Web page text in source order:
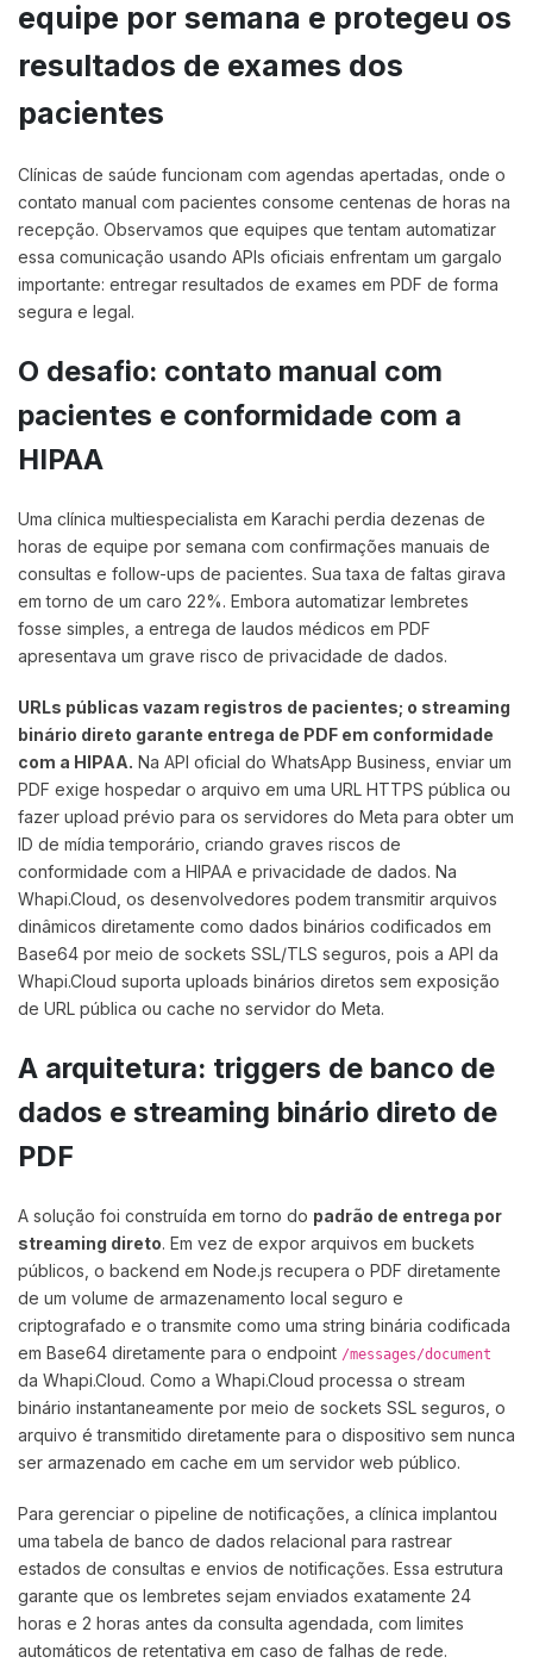
equipe por semana e protegeu os
resultados de exames dos
pacientes
Clínicas de saúde funcionam com agendas apertadas, onde o
contato manual com pacientes consome centenas de horas na
recepção. Observamos que equipes que tentam automatizar
essa comunicação usando APIs oficiais enfrentam um gargalo
importante: entregar resultados de exames em PDF de forma
segura e legal.
O desafio: contato manual com
pacientes e conformidade com a
HIPAA
Uma clínica multiespecialista em Karachi perdia dezenas de
horas de equipe por semana com confirmações manuais de
consultas e follow-ups de pacientes. Sua taxa de faltas girava
em torno de um caro 22%. Embora automatizar lembretes
fosse simples, a entrega de laudos médicos em PDF
apresentava um grave risco de privacidade de dados.
URLs públicas vazam registros de pacientes; o streaming
binário direto garante entrega de PDF em conformidade
com a HIPAA. Na API oficial do WhatsApp Business, enviar um
PDF exige hospedar o arquivo em uma URL HTTPS pública ou
fazer upload prévio para os servidores do Meta para obter um
ID de mídia temporário, criando graves riscos de
conformidade com a HIPAA e privacidade de dados. Na
Whapi.Cloud, os desenvolvedores podem transmitir arquivos
dinâmicos diretamente como dados binários codificados em
Base64 por meio de sockets SSL/TLS seguros, pois a API da
Whapi.Cloud suporta uploads binários diretos sem exposição
de URL pública ou cache no servidor do Meta.
A arquitetura: triggers de banco de
dados e streaming binário direto de
PDF
A solução foi construída em torno do padrão de entrega por
streaming direto. Em vez de expor arquivos em buckets
públicos, o backend em Node.js recupera o PDF diretamente
de um volume de armazenamento local seguro e
criptografado e o transmite como uma string binária codificada
em Base64 diretamente para o endpoint /messages/document
da Whapi.Cloud. Como a Whapi.Cloud processa o stream
binário instantaneamente por meio de sockets SSL seguros, o
arquivo é transmitido diretamente para o dispositivo sem nunca
ser armazenado em cache em um servidor web público.
Para gerenciar o pipeline de notificações, a clínica implantou
uma tabela de banco de dados relacional para rastrear
estados de consultas e envios de notificações. Essa estrutura
garante que os lembretes sejam enviados exatamente 24
horas e 2 horas antes da consulta agendada, com limites
automáticos de retentativa em caso de falhas de rede.